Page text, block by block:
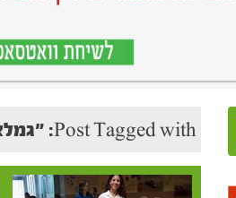
Post Tagged with: "גמלאים"